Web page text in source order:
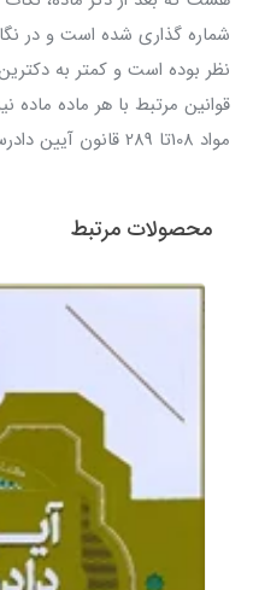
شماره گذاری شده است و در
نظر بوده است و کمتر به
قوانین مرتبط با هر ماده
مواد 108تا 289 قانون آیین دادرسی مدنی را شرح می دهد.
محصولات مرتبط